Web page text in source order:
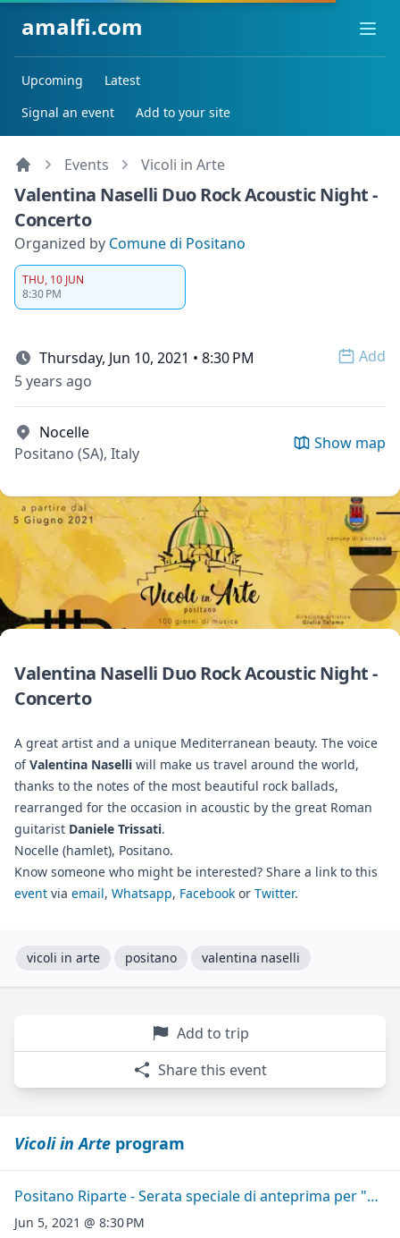
amalfi.com
Upcoming
Latest
Signal an event
Add to your site
Events Vicoli in Arte
Valentina Naselli Duo Rock Acoustic Night -
Concerto
Organized by Comune di Positano
THU, 10 JUN
8:30 PM
Thursday, Jun 10, 2021 • 8:30 PM
Add
5 years ago
Nocelle
Positano (SA), Italy
Show map
Valentina Naselli Duo Rock Acoustic Night -
Concerto
A great artist and a unique Mediterranean beauty. The voice
ofValentina Naselli will make us travel around the world,
thanks to the notes of the most beautiful rock ballads,
rearranged for the occasion in acoustic by the great Roman
guitarist Daniele Trissati.
Nocelle (hamlet), Positano.
Know someone who might be interested? Share a link to this
event via email, Whatsapp, Facebook or Twitter.
vicoli in arte positano valentina naselli
Add to trip
Share this event
Vicoli in Arte program
Positano Riparte - Serata speciale di anteprima per "Vicoli in Arte"
Jun 5, 2021 @ 8:30 PM